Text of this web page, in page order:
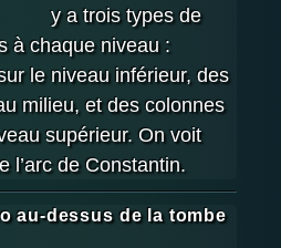
y a trois types de
à chaque niveau :
le niveau inférieur, des
milieu, et des colonnes
supérieur. On voit
l’arc de Constantin.
au-dessus de la tombe